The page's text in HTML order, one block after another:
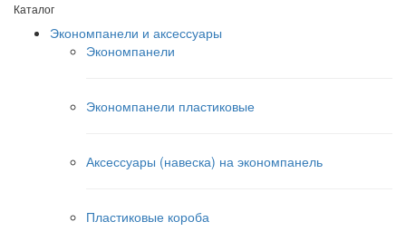
Каталог
Экономпанели и аксессуары
Экономпанели
Экономпанели пластиковые
Аксессуары (навеска) на экономпанель
Пластиковые короба